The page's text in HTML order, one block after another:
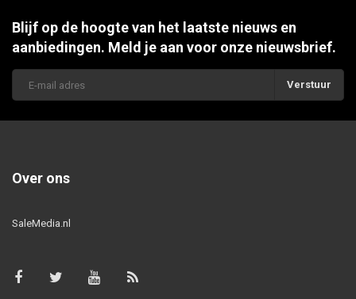
Blijf op de hoogte van het laatste nieuws en
aanbiedingen. Meld je aan voor onze nieuwsbrief.
Verstuur
Over ons
SaleMedia.nl